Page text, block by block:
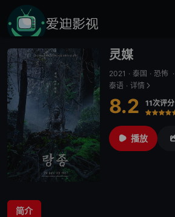
灵媒
2021 · 泰国 · 恐怖 ·
泰语 · 详情
8.2 11次评分
很差
较差
还行推荐力荐
播放
简介